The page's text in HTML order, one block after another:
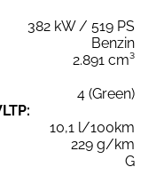
382 kW / 519 PS
Benzin
2.891 cm³
4 (Green)
10,1 l/100km
229 g/km
G